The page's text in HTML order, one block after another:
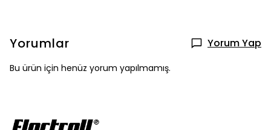
Yorumlar Yorum Yap
Bu ürün için henüz yorum yapılmamış.